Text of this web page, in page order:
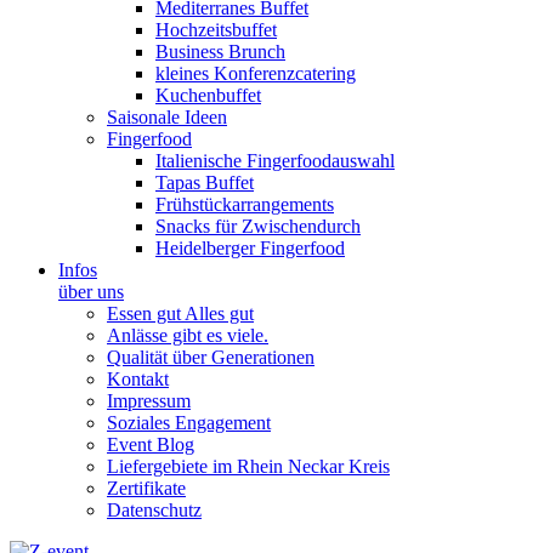
Mediterranes Buffet
Hochzeitsbuffet
Business Brunch
kleines Konferenzcatering
Kuchenbuffet
Saisonale Ideen
Fingerfood
Italienische Fingerfoodauswahl
Tapas Buffet
Frühstückarrangements
Snacks für Zwischendurch
Heidelberger Fingerfood
Infos
über uns
Essen gut Alles gut
Anlässe gibt es viele.
Qualität über Generationen
Kontakt
Impressum
Soziales Engagement
Event Blog
Liefergebiete im Rhein Neckar Kreis
Zertifikate
Datenschutz